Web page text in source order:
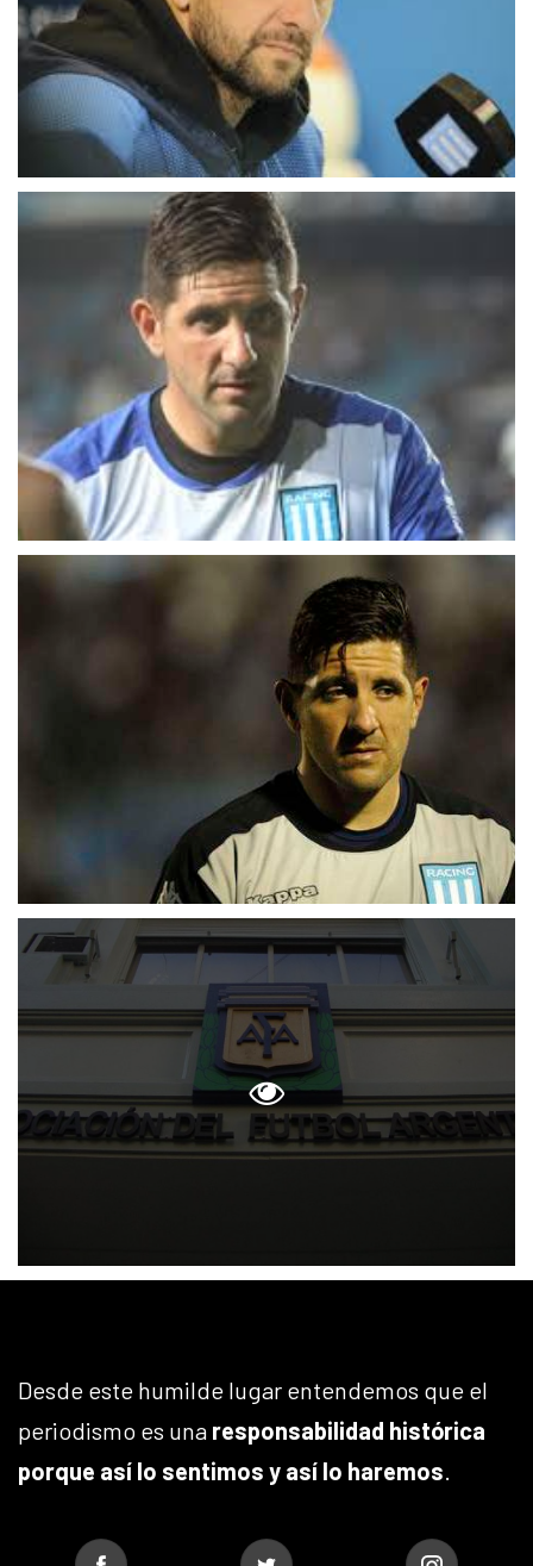
Desde este humilde lugar entendemos que el
periodismo es una responsabilidad histórica
porque así lo sentimos y así lo haremos.